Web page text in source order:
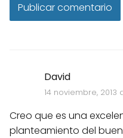
David
14 noviembre, 2013
Creo que es una
planteamiento del